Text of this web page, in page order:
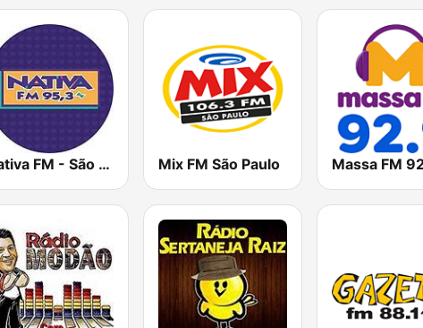
Nativa FM - São Paulo Mix FM São Paulo